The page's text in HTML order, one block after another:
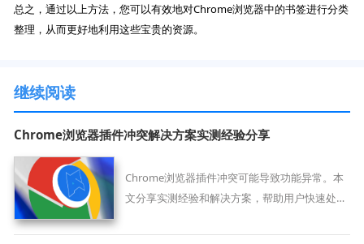
总之，通过以上方法，您可以有效地对Chrome浏览器中的书签进行分类
整理，从而更好地利用这些宝贵的资源。
继续阅读
Chrome浏览器插件冲突解决方案实测经验分享
Chrome浏览器插件冲突可能导致功能异常。本
文分享实测经验和解决方案，帮助用户快速处理